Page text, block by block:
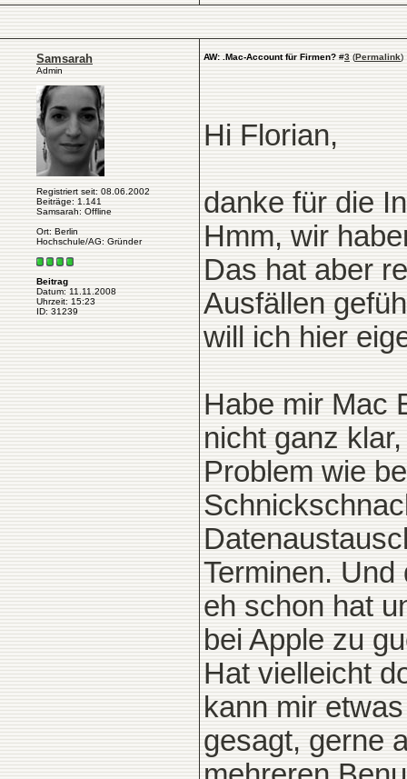
Samsarah
Admin
Registriert seit: 08.06.2002
Beiträge: 1.141
Samsarah: Offline
Ort: Berlin
Hochschule/AG: Gründer
Beitrag
Datum: 11.11.2008
Uhrzeit: 15:23
ID: 31239
AW: .Mac-Account für Firmen? #3 (Permalink)
Hi Florian,
danke für die
Hmm, wir
Das hat aber
Ausfällen
will ich hier
Habe mir Mac
nicht ganz
Problem wie
Terminen.
eh schon hat
bei Apple zu
Hat vielleicht
kann mir
gesagt, gerne